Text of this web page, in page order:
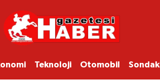
Teknoloji Otomobil